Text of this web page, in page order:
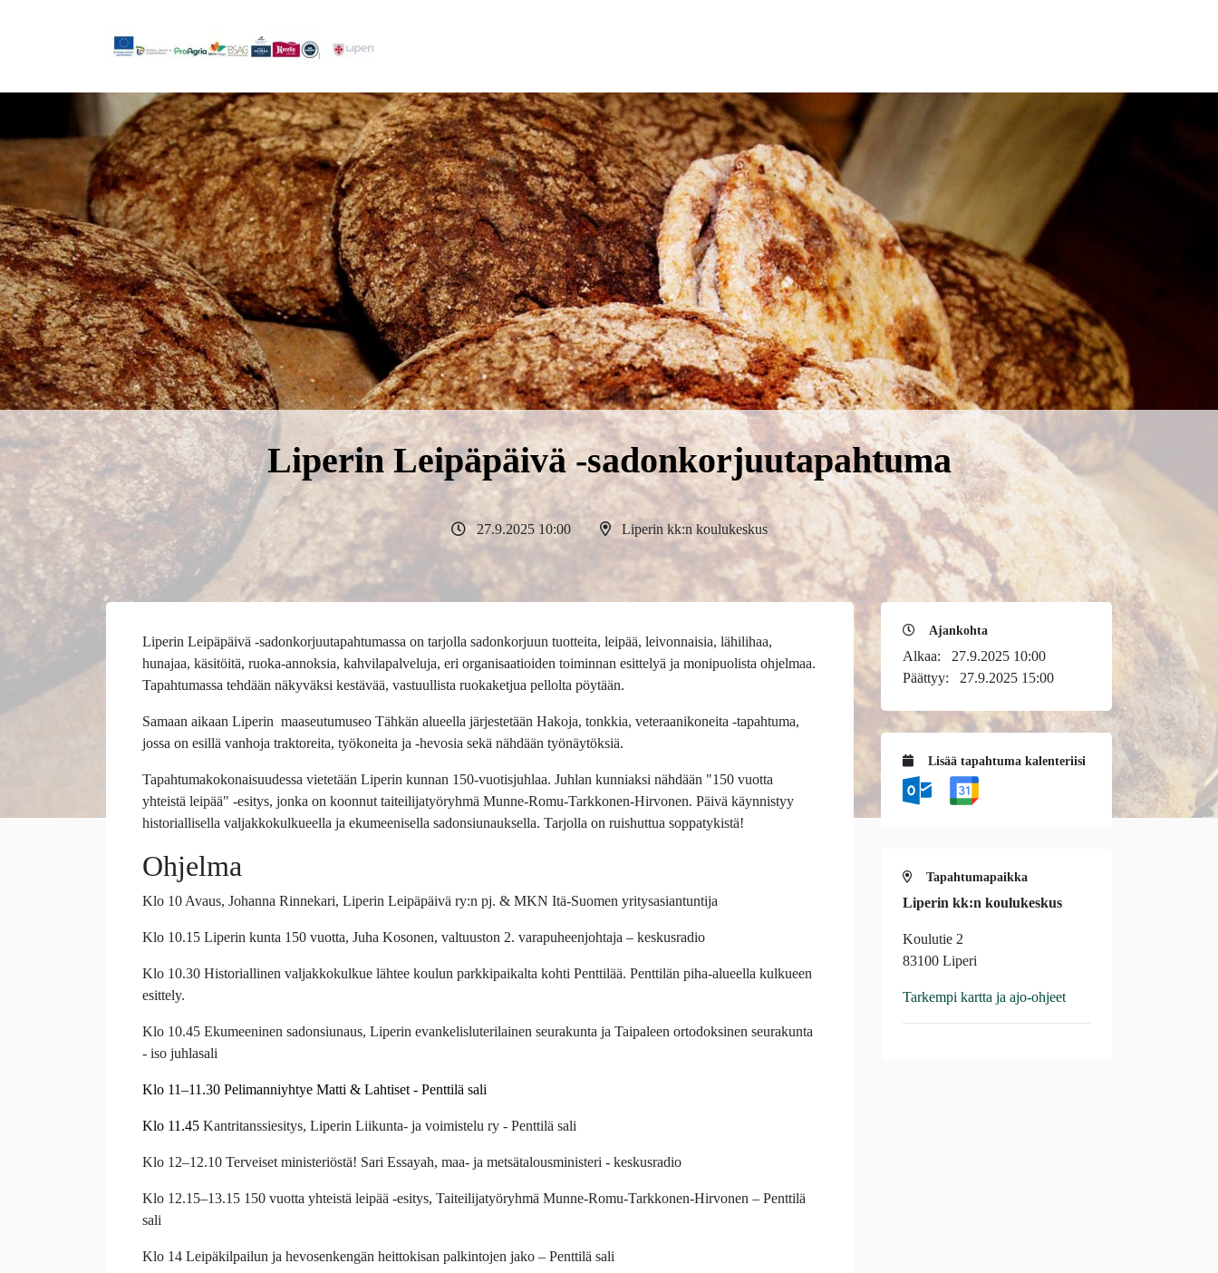
Liperin Leipäpäivä -sadonkorjuutapahtuma
27.9.2025 10:00 Liperin kk:n koulukeskus
Liperin Leipäpäivä -sadonkorjuutapahtumassa on tarjolla sadonkorjuun tuotteita, leipää, leivonnaisia, lähilihaa,
hunajaa, käsitöitä, ruoka-annoksia, kahvilapalveluja, eri organisaatioiden toiminnan esittelyä ja monipuolista ohjelmaa.
Tapahtumassa tehdään näkyväksi kestävää, vastuullista ruokaketjua pellolta pöytään.
Samaan aikaan Liperin maaseutumuseo Tähkän alueella järjestetään Hakoja, tonkkia, veteraanikoneita -tapahtuma,
jossa on esillä vanhoja traktoreita, työkoneita ja -hevosia sekä nähdään työnäytöksiä.
Tapahtumakokonaisuudessa vietetään Liperin kunnan 150-vuotisjuhlaa. Juhlan kunniaksi nähdään "150 vuotta
yhteistä leipää" -esitys, jonka on koonnut taiteilijatyöryhmä Munne-Romu-Tarkkonen-Hirvonen. Päivä käynnistyy
historiallisella valjakkokulkueella ja ekumeenisella sadonsiunauksella. Tarjolla on ruishuttua soppatykistä!
Ohjelma
Klo 10 Avaus, Johanna Rinnekari, Liperin Leipäpäivä ry:n pj. & MKN Itä-Suomen yritysasiantuntija
Klo 10.15 Liperin kunta 150 vuotta, Juha Kosonen, valtuuston 2. varapuheenjohtaja – keskusradio
Klo 10.30 Historiallinen valjakkokulkue lähtee koulun parkkipaikalta kohti Penttilää. Penttilän piha-alueella kulkueen
esittely.
Klo 10.45 Ekumeeninen sadonsiunaus, Liperin evankelisluterilainen seurakunta ja Taipaleen ortodoksinen seurakunta
- iso juhlasali
Klo 11–11.30 Pelimanniyhtye Matti & Lahtiset - Penttilä sali
Klo 11.45 Kantritanssiesitys, Liperin Liikunta- ja voimistelu ry - Penttilä sali
Klo 12–12.10 Terveiset ministeriöstä! Sari Essayah, maa- ja metsätalousministeri - keskusradio
Klo 12.15–13.15 150 vuotta yhteistä leipää -esitys, Taiteilijatyöryhmä Munne-Romu-Tarkkonen-Hirvonen – Penttilä
sali
Klo 14 Leipäkilpailun ja hevosenkengän heittokisan palkintojen jako – Penttilä sali
Ajankohta
Alkaa: 27.9.2025 10:00
Päättyy: 27.9.2025 15:00
Lisää tapahtuma kalenteriisi
Tapahtumapaikka
Liperin kk:n koulukeskus
Koulutie 2
83100 Liperi
Tarkempi kartta ja ajo-ohjeet